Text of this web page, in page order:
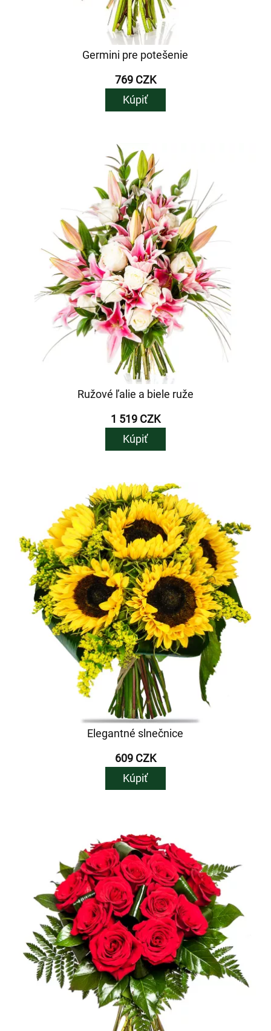
Germini pre potešenie
769 CZK
Kúpiť
Ružové ľalie a biele ruže
1 519 CZK
Kúpiť
Elegantné slnečnice
609 CZK
Kúpiť